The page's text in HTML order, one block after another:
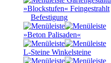
»Blockstufen« Feingestrahlt
Befestigung
»Beton Palisaden«
L-Steine Winkelsteine